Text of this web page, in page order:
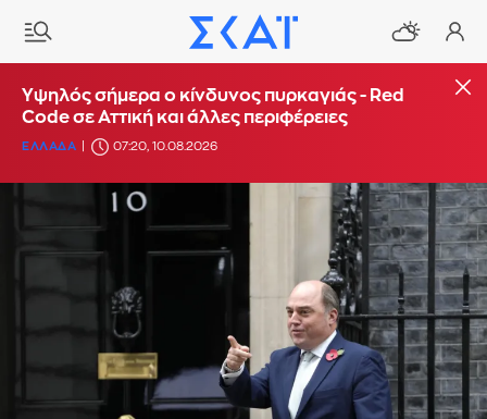
Υψηλός σήμερα ο κίνδυνος πυρκαγιάς - Red
Code σε Αττική και άλλες περιφέρειες
ΕΛΛΑΔΑ 07:20, 10.08.2026